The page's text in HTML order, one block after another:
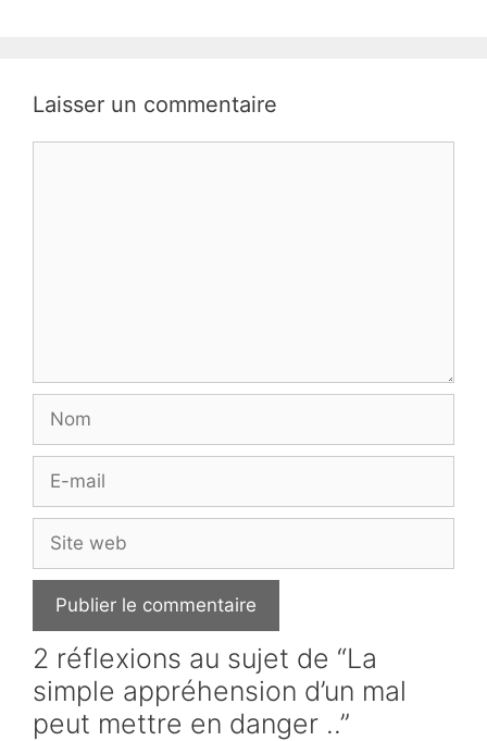
Laisser un commentaire
mail
web
2 réflexions au sujet de “La
simple appréhension d’un mal
peut mettre en danger ..”